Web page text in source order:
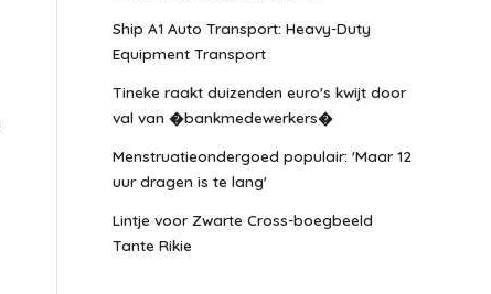
Ship A1 Auto Transport: Heavy-Duty
Equipment Transport
Tineke raakt duizenden euro's kwijt door
val van �bankmedewerkers�
Menstruatieondergoed populair: 'Maar 12
uur dragen is te lang'
Lintje voor Zwarte Cross-boegbeeld
Tante Rikie